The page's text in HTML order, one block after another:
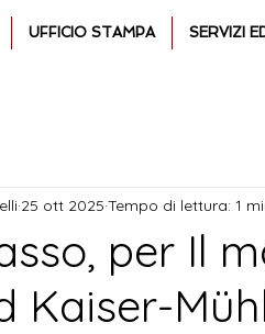
UFFICIO STAMPA SERVIZI
per Il
Kaiser-
25 ott 2025 Tempo di lettura: 1